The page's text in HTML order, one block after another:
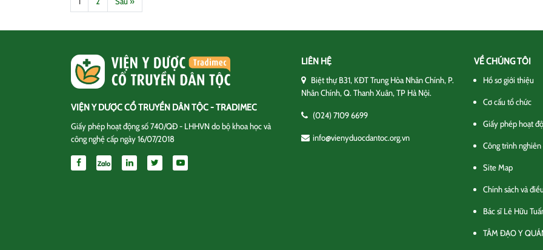
VIỆN Y DƯỢC CỔ TRUYỀN DÂN TỘC - TRADIMEC
Giấy phép hoạt động số 740/QĐ - LHHVN do bộ khoa học và
công nghệ cấp ngày 16/07/2018
LIÊN HỆ
Biệt thự B31, KĐT Trung Hòa Nhân Chính, P.
Nhân Chính, Q. Thanh Xuân, TP Hà Nội.
(024) 7109 6699
info@vienyduocdantoc.org.vn
VỀ CHÚNG TÔI
Hồ sơ giới thiệu
Cơ cấu tổ chức
Giấy phép hoạt
Công trình nghiên
Site Map
Chính sách và
Bác sĩ Lê Hữu
TÂM ĐẠO Y